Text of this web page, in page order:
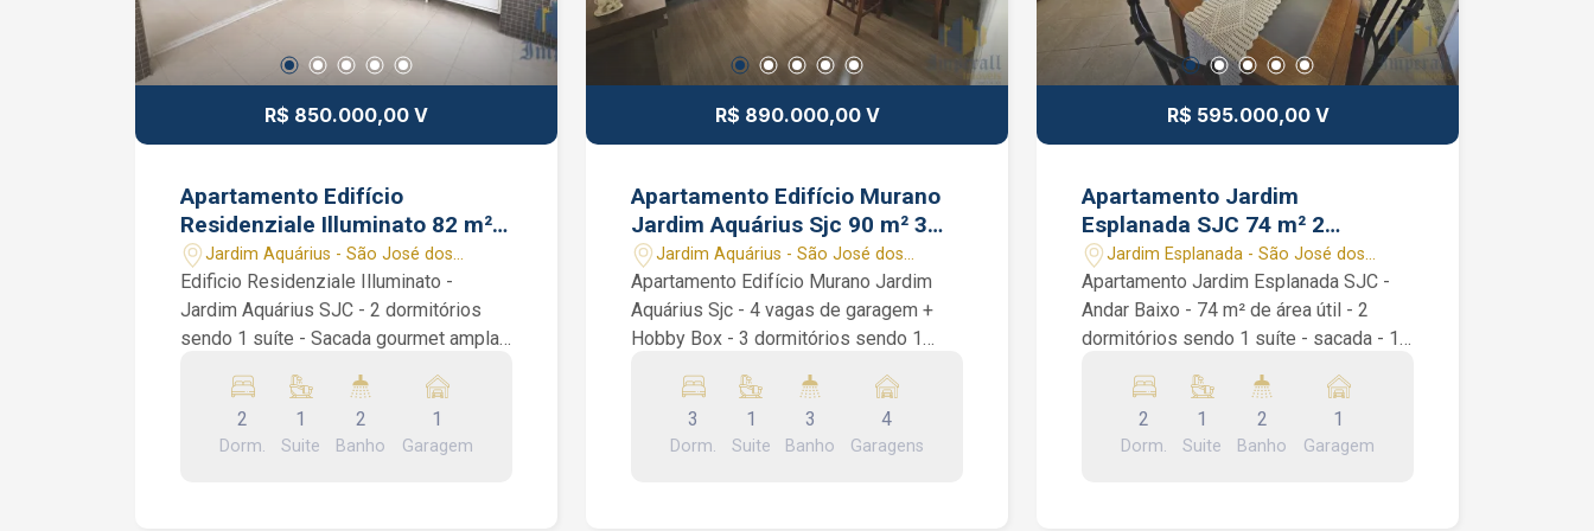
R$ 850.000,00 V
Apartamento Edifício
Residenziale Illuminato 82 m²
Aquarius SJC SP vaga coberta
Jardim Aquárius - São José dos
Campos/SP
Edificio Residenziale Illuminato -
Jardim Aquárius SJC - 2 dormitórios
sendo 1 suíte - Sacada gourmet ampla
vidro - Planejados - Vaga de Garagem
Coberta Apartamento de 82 m² muito
bem localizado, no Jardim Aquárius,
2
Dorm.
1
Suite
2
Banho
1
Garagem
R$ 890.000,00 V
Apartamento Edifício Murano
Jardim Aquárius Sjc 90 m² 3
dormitórios 4 vagas garagem
Jardim Aquárius - São José dos
Campos/SP
Apartamento Edifício Murano Jardim
Aquárius Sjc - 4 vagas de garagem +
Hobby Box - 3 dormitórios sendo 1
Apartamento Edifício Murano Jardim
Aquárius Sjc. São 3 dormitórios sendo 1
suíte, sala de 2 ambientes com sacada
3
Dorm.
1
Suite
3
Banho
4
Garagens
R$ 595.000,00 V
Apartamento Jardim
Esplanada SJC 74 m² 2
dormitórios 1 suíte 1 vaga
garagem coberta
Jardim Esplanada - São José dos
Campos/SP
Apartamento Jardim Esplanada SJC -
Andar Baixo - 74 m² de área útil - 2
dormitórios sendo 1 suíte - sacada - 1
Jardim Esplanada SJC. São 2
dormitórios sendo 1 suíte com armário
planejado, sala de 2 ambientes com
2
Dorm.
1
Suite
2
Banho
1
Garagem